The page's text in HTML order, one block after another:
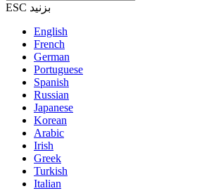
ESC بزنید
English
French
German
Portuguese
Spanish
Russian
Japanese
Korean
Arabic
Irish
Greek
Turkish
Italian